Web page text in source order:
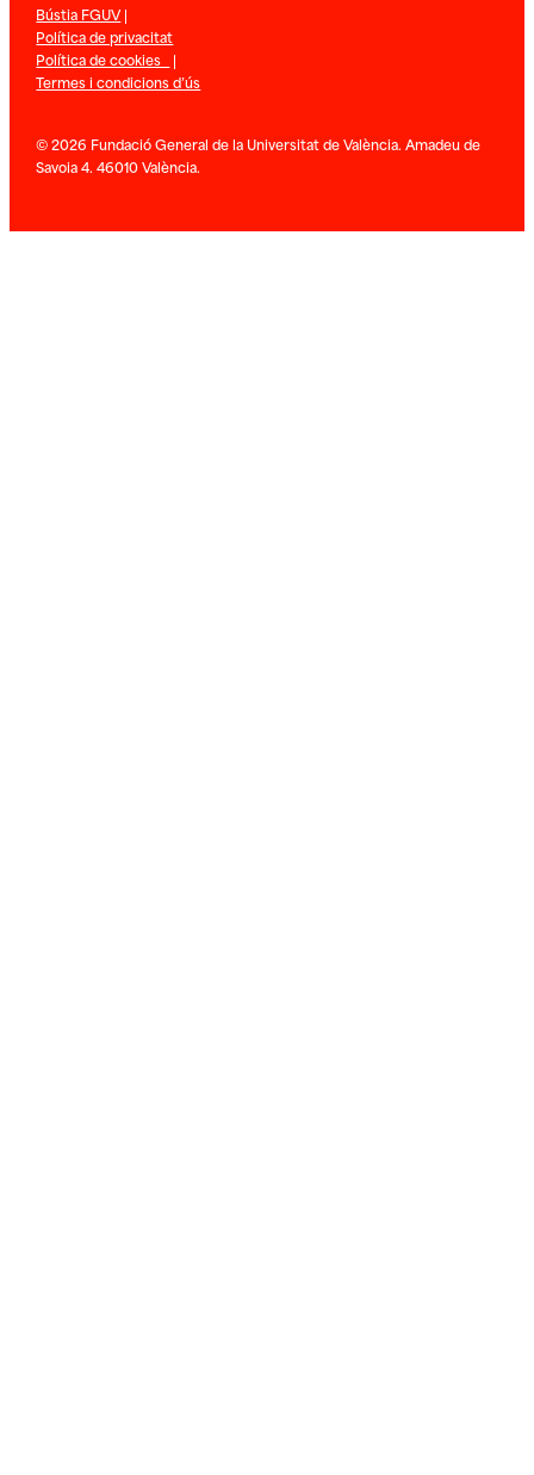
Bústia FGUV|
Política de privacitat
Política de cookies |
Termes i condicions d’ús
© 2026 Fundació General de la Universitat de València. Amadeu de
Savoia 4. 46010 València.